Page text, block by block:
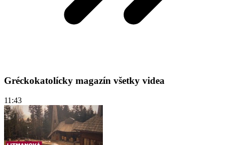
Gréckokatolícky magazín všetky videa
11:43